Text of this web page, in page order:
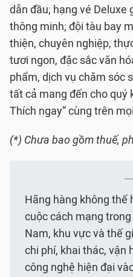
dẫn đầu; hạng vé Deluxe
thông minh; đội tàu bay
thiện, chuyên nghiệp,
tươi ngon, đặc sắc văn
phẩm, dịch vụ chăm sóc
tất cả mang đến cho quý
Thích ngay” cùng trên
(*) Chưa bao gồm thuế,
Hãng hàng không thế
cuộc cách mạng
Nam, khu vực và thế
chi phí, khai thác, vận
công nghệ hiện đại